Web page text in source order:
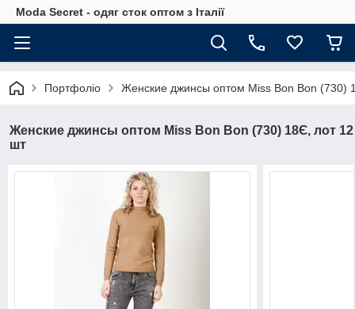
Moda Secret - одяг сток оптом з Італії
Портфоліо Женские джинсы оптом Miss Bon Bon (730)
Женские джинсы оптом Miss Bon Bon (730) 18Є, лот 12
шт